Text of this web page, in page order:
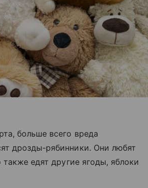
больше всего вреда
дрозды-рябинники. Они любят
также едят другие ягоды, яблоки